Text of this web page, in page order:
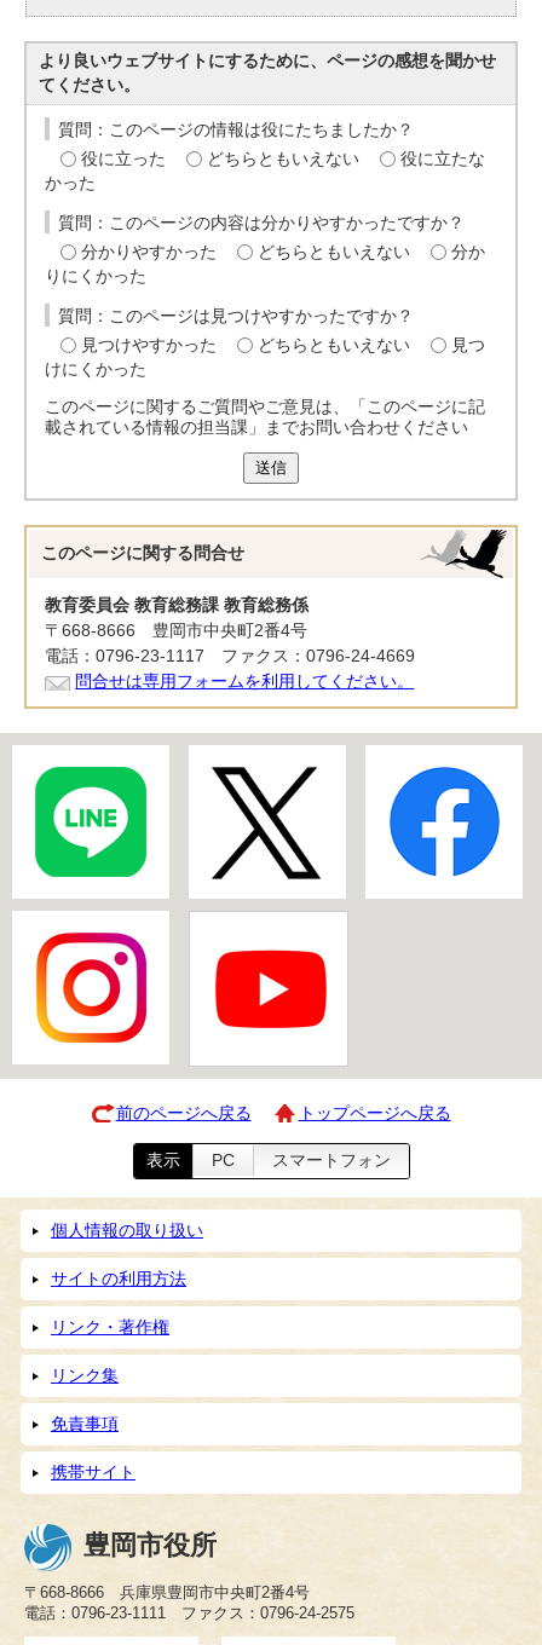
より良いウェブサイトにするために、ページの感想を聞かせ
てください。
質問：このページの情報は役にたちましたか？
役に立った
どちらともいえない
役に立たな
かった
質問：このページの内容は分かりやすかったですか？
分かりやすかった
どちらともいえない
分か
りにくかった
質問：このページは見つけやすかったですか？
見つけやすかった
どちらともいえない
見つ
けにくかった
このページに関するご質問やご意見は、「このページに記
載されている情報の担当課」までお問い合わせください
送信
このページに関する 問合せ
教育委員会 教育総務課 教育総務係
〒668-8666 豊岡市中央町2番4号
電話：0796-23-1117 ファクス：0796-24-4669
問合せは専用フォームを利用してください。
前のページへ戻る トップページへ戻る
表示 PC スマートフォン
個人情報の取り扱い
サイトの利用方法
リンク・著作権
リンク集
免責事項
携帯サイト
豊岡市役所
〒668-8666 兵庫県豊岡市中央町2番4号
電話：0796-23-1111 ファクス：0796-24-2575